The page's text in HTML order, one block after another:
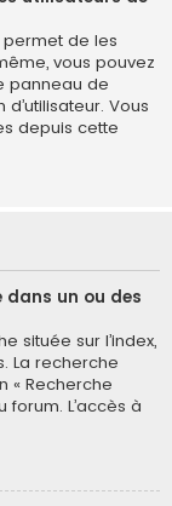
permet de les
vous pouvez
panneau de
Vous
depuis cette
dans un ou des
située sur l’index,
La recherche
« Recherche
L’accès à